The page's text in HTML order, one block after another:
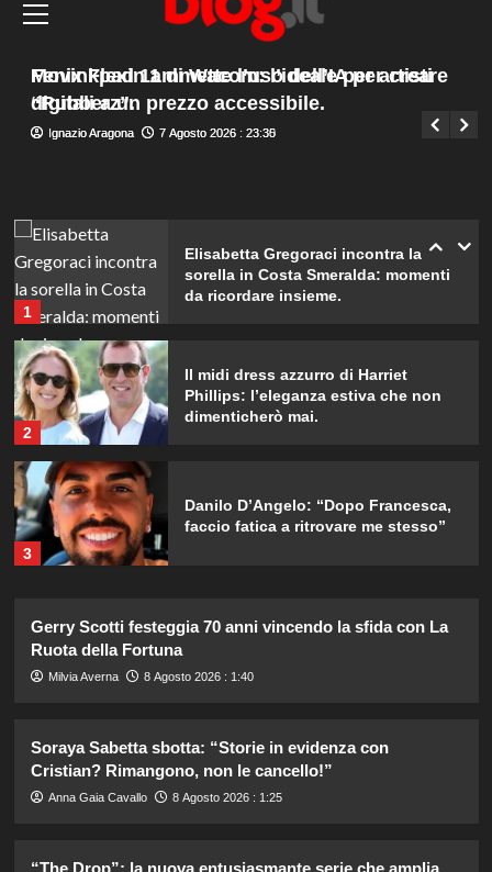
principale
Madrid annuncia controlli alle frontiere
per i viaggiatori provenienti dall’Italia
Giuseppe Recca 8 Agosto 2026 : 1:50
Fenix Flexin ammette l’uso dell’IA per creare
“Rubberz”.
Ignazio Aragona 7 Agosto 2026 : 23:35
Movinkpad 11 di Wacom: l’ideale per artisti
digitali a un prezzo accessibile.
Ignazio Aragona 7 Agosto 2026 : 23:30
Elisabetta Gregoraci e la sorella
Marzia: vacanza da sogno in
Tradimenti di Benjamin Mascolo:
1
Elisabetta Gregoraci incontra la
sorella in Costa Smeralda: momenti
da ricordare insieme.
2
Il midi dress azzurro di Harriet
Phillips: l’eleganza estiva che non
dimenticherò mai.
3
Danilo D’Angelo: “Dopo Francesca,
faccio fatica a ritrovare me stesso”
4
Marzia: vacanza da sogno in
5
Bella Thorne rivela i segreti nascosti
della loro relazione.
Gerry Scotti festeggia 70 anni vincendo la sfida con La
Ruota della Fortuna
Milvia Averna 8 Agosto 2026 : 1:40
Soraya Sabetta sbotta: “Storie in evidenza con
Cristian? Rimangono, non le cancello!”
Anna Gaia Cavallo 8 Agosto 2026 : 1:25
“The Drop”: la nuova entusiasmante serie che amplia